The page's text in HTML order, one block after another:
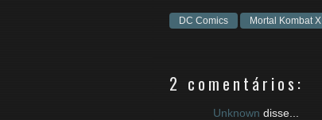
DC Comics Mortal Kombat X
2 comentários:
Unknown disse...